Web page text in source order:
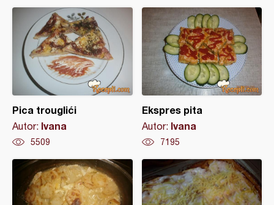
Pica trouglići
Autor: Ivana
5509
Ekspres pita
Autor: Ivana
7195